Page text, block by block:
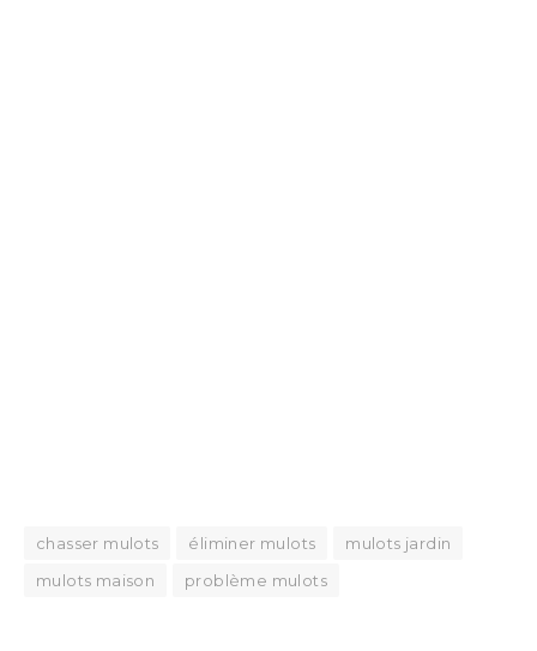
chasser mulots éliminer mulots
mulots jardin
mulots maison
problème mulots